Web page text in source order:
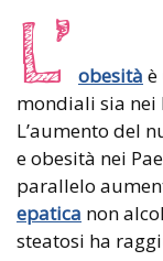
L’ obesità
mondiali sia nei
L’aumento del
e obesità nei
parallelo
epatica non
steatosi ha